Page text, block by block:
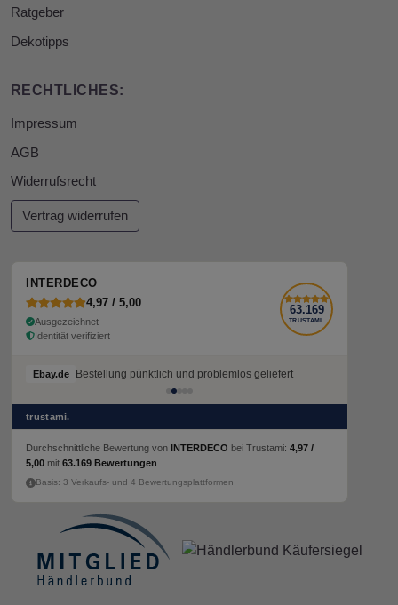
Ratgeber
Dekotipps
RECHTLICHES:
Impressum
AGB
Widerrufsrecht
Vertrag widerrufen
INTERDECO
4,97 / 5,00
Ausgezeichnet
Identität verifiziert
63.169
TRUSTAMI.
Ebay.de Bestellung pünktlich und problemlos geliefert
Ebay.de Bestellung pünktlich und problemlos geliefert
trustami.
Durchschnittliche Bewertung von INTERDECO bei Trustami: 4,97 /
5,00 mit 63.169 Bewertungen
Basis: 3 Verkaufs- und 4 Bewertungsplattformen